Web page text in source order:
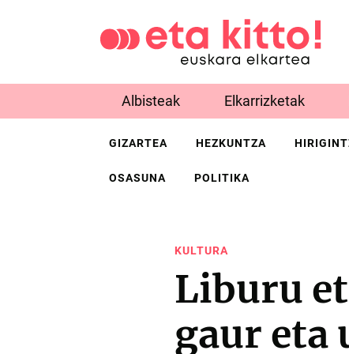
Albisteak Elkarrizketak
GIZARTEA HEZKUNTZA
OSASUNA POLITIKA
KULTURA
Liburu
gaur eta